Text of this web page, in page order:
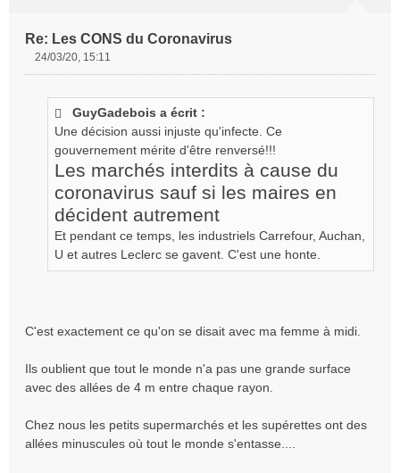
Re: Les CONS du Coronavirus
24/03/20, 15:11
GuyGadebois a écrit :
Une décision aussi injuste qu'infecte. Ce
gouvernement mérite d'être renversé!!!
Les marchés interdits à cause du
coronavirus sauf si les maires en
décident autrement
Et pendant ce temps, les industriels Carrefour, Auchan,
U et autres Leclerc se gavent. C'est une honte.
C'est exactement ce qu'on se disait avec ma femme à midi.
Ils oublient que tout le monde n'a pas une grande surface
avec des allées de 4 m entre chaque rayon.
Chez nous les petits supermarchés et les supérettes ont des
allées minuscules où tout le monde s'entasse....